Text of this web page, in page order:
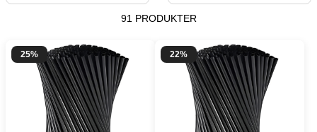
91 PRODUKTER
25% 22%